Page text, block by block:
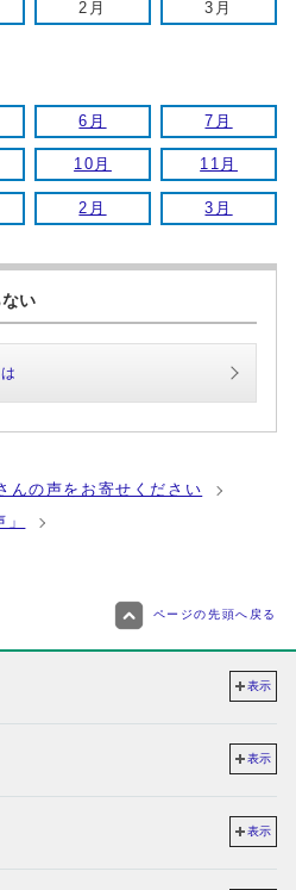
2月 3月
6月 7月
10月 11月
2月 3月
い
んの声をお寄せください
ページの先頭へ戻る
表示
表示
表示